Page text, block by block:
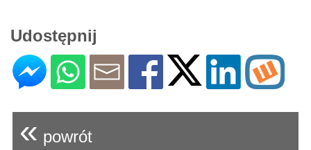
Udostępnij
« powrót